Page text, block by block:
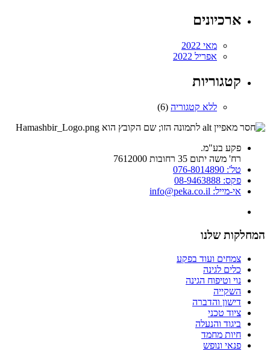
ארכיונים
מאי 2022
אפריל 2022
קטגוריות
ללא קטגוריה (6)
פקע בע"מ.
רח' משה יתום 35 רחובות 7612000
טל': 076-8014890
פקס: 08-9463888
אי-מייל: info@peka.co.il
המחלקות שלנו
צמחים ועוד בפקע
כלים לגינה
נוי וטיפוח הגינה
השקייה
דישון והדברה
ציוד טכני
ביגוד והנעלה
חיות מחמד
פנאי ונופש